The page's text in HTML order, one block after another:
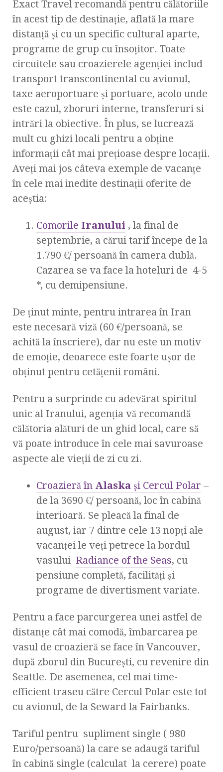
Exact Travel recomandă pentru călătoriile
în acest tip de destinație, aflată la mare
distanță și cu un specific cultural aparte,
programe de grup cu însoțitor. Toate
circuitele sau croazierele agenției includ
transport transcontinental cu avionul,
taxe aeroportuare și portuare, acolo unde
este cazul, zboruri interne, transferuri si
intrări la obiective. În plus, se lucrează
mult cu ghizi locali pentru a obține
informații cât mai prețioase despre locații.
Aveți mai jos câteva exemple de vacanțe
în cele mai inedite destinații oferite de
aceștia:
Comorile Iranului , la final de
septembrie, a cărui tarif începe de la
1.790 €/ persoană în camera dublă.
Cazarea se va face la hoteluri de 4-5
*, cu demipensiune.
De ținut minte, pentru intrarea în Iran
este necesară viză (60 €/persoană, se
achită la înscriere), dar nu este un motiv
de emoție, deoarece este foarte ușor de
obținut pentru cetățenii români.
Pentru a surprinde cu adevărat spiritul
unic al Iranului, agenția vă recomandă
călătoria alături de un ghid local, care să
vă poate introduce în cele mai savuroase
aspecte ale vieții de zi cu zi.
Croazieră în Alaska și Cercul Polar –
de la 3690 €/ persoană, loc în cabină
interioară. Se pleacă la final de
august, iar 7 dintre cele 13 nopți ale
vacanței le veți petrece la bordul
vasului Radiance of the Seas, cu
pensiune completă, facilități și
programe de divertisment variate.
Pentru a face parcurgerea unei astfel de
distanțe cât mai comodă, îmbarcarea pe
vasul de croazieră se face în Vancouver,
după zborul din București, cu revenire din
Seattle. De asemenea, cel mai time-
efficient traseu către Cercul Polar este tot
cu avionul, de la Seward la Fairbanks.
Tariful pentru supliment single ( 980
Euro/persoană) la care se adaugă tariful
în cabină single (calculat la cerere) poate